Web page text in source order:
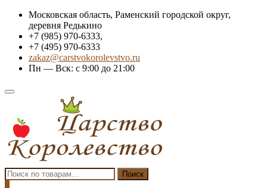
Skip
content
Московская область, Раменский городской округ,
деревня Редькино
+7 (985) 970-6333,
+7 (495) 970-6333
zakaz@carstvokorolevstvo.ru
Пн — Вск: с 9:00 до 21:00
Topbar
Искать: Поиск